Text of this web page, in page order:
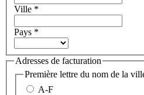
Ville *
Pays *
Adresses de facturation
Première lettre du nom de la
A-F